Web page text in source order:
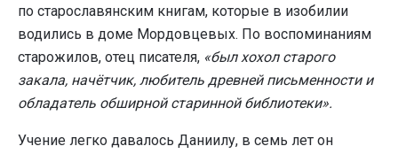
по старославянским книгам, которые в изобилии
водились в доме Мордовцевых. По воспоминаниям
старожилов, отец писателя, «был хохол старого
закала, начётчик, любитель древней письменности и
обладатель обширной старинной библиотеки».
Учение легко давалось Даниилу, в семь лет он